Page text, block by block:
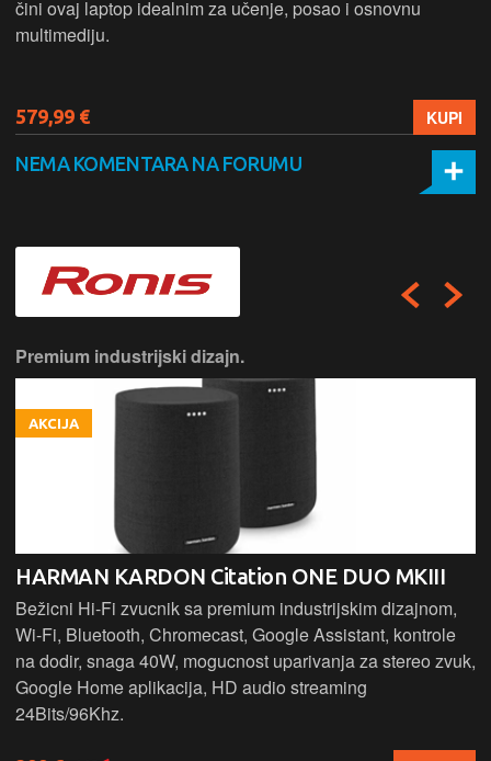
čini ovaj laptop idealnim za učenje, posao i osnovnu
multimediju.
579,99 € KUPI
NEMA KOMENTARA NA FORUMU
Premium industrijski dizajn.
AKCIJA
HARMAN KARDON Citation ONE DUO MKIII
Bežicni Hi-Fi zvucnik sa premium industrijskim dizajnom,
Wi-Fi, Bluetooth, Chromecast, Google Assistant, kontrole
na dodir, snaga 40W, mogucnost uparivanja za stereo zvuk,
Google Home aplikacija, HD audio streaming
24Bits/96Khz.